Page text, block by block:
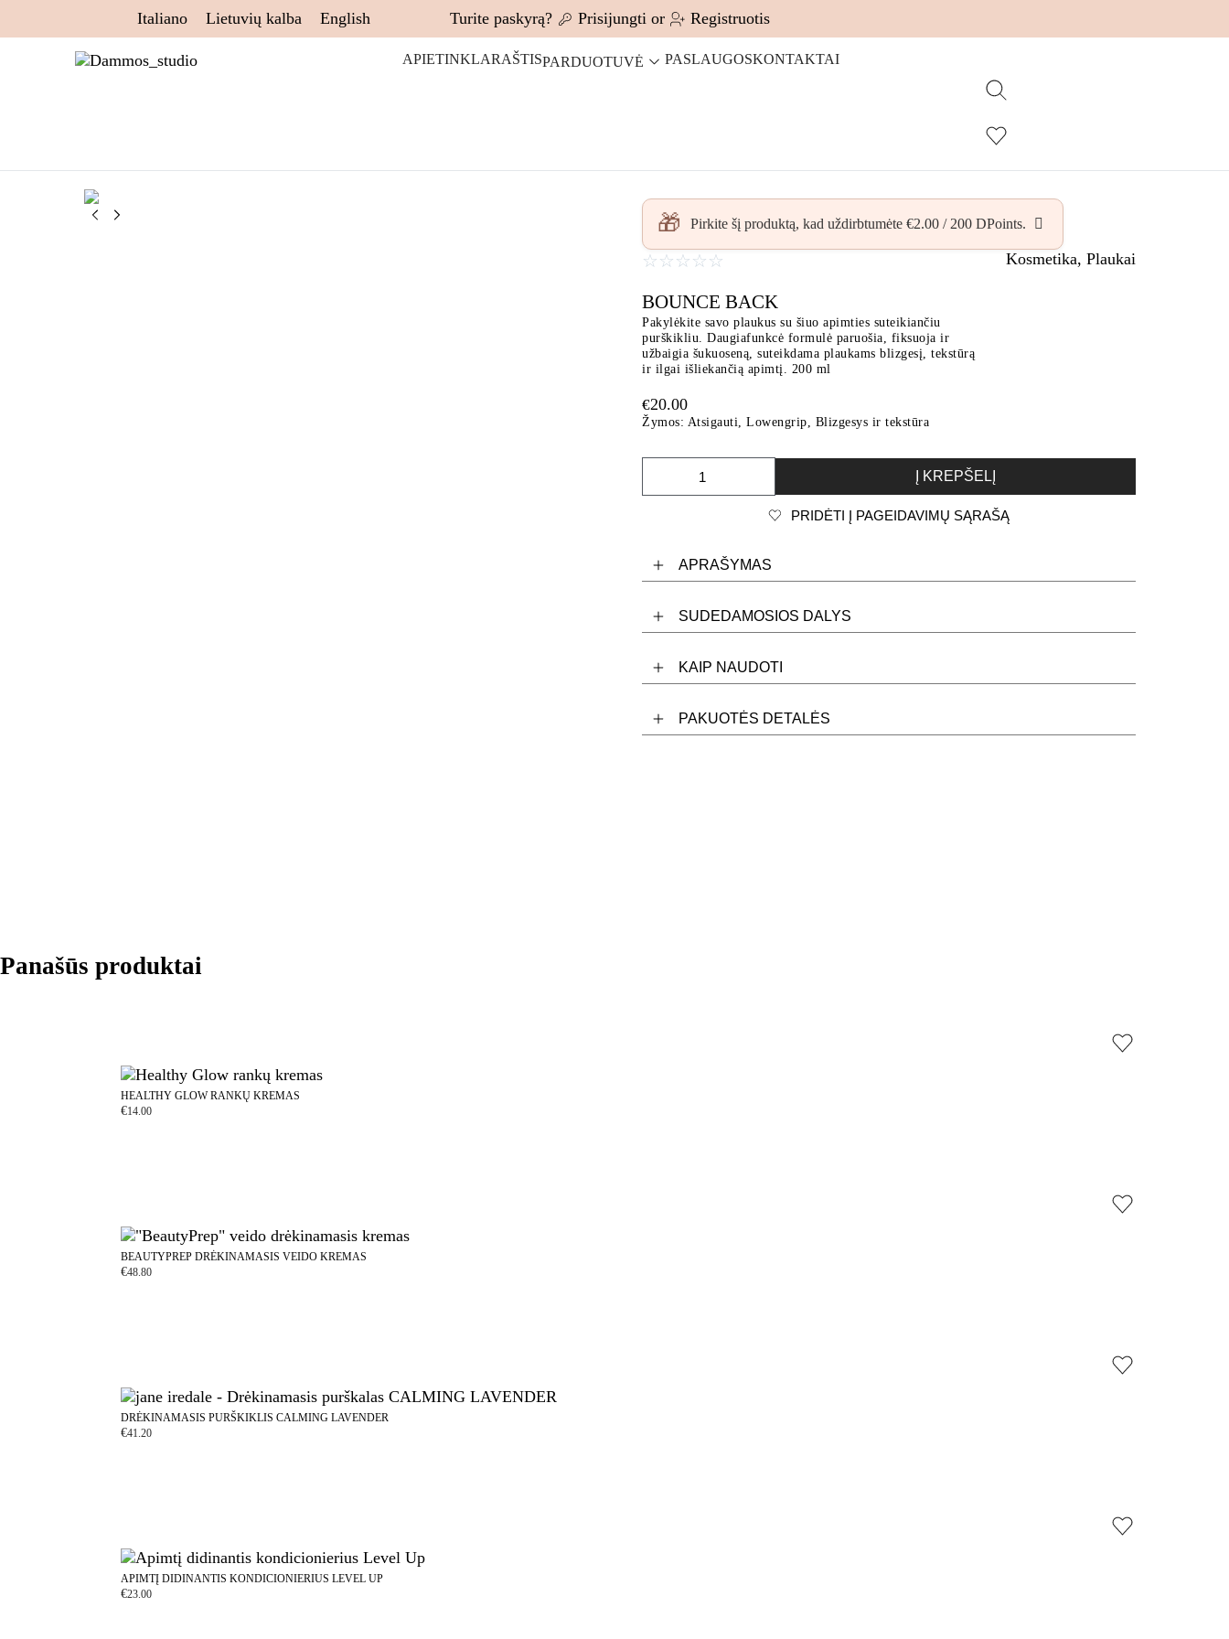
Italiano Lietuvių kalba English Turite paskyrą? Prisijungti or Registruotis
APIETINKLARAŠTISPARDUOTUVĖ PASLAUGOSKONTAKTAI
🎁 Pirkite šį produktą, kad uždirbtumėte €2.00 / 200 DPoints.
☆☆☆☆☆ Kosmetika, Plaukai
BOUNCE BACK
Pakylėkite savo plaukus su šiuo apimties suteikiančiu
purškikliu. Daugiafunkcė formulė paruošia, fiksuoja ir
užbaigia šukuoseną, suteikdama plaukams blizgesį, tekstūrą
ir ilgai išliekančią apimtį. 200 ml
€20.00
Žymos: Atsigauti Lowengrip Blizgesys ir tekstūra
Į KREPŠELĮ
PRIDĖTI Į PAGEIDAVIMŲ SĄRAŠĄ
APRAŠYMAS
SUDEDAMOSIOS DALYS
KAIP NAUDOTI
PAKUOTĖS DETALĖS
Panašūs produktai
HEALTHY GLOW RANKŲ KREMAS
€14.00
BEAUTYPREP DRĖKINAMASIS VEIDO KREMAS
€48.80
DRĖKINAMASIS PURŠKIKLIS CALMING LAVENDER
€41.20
APIMTĮ DIDINANTIS KONDICIONIERIUS LEVEL UP
€23.00